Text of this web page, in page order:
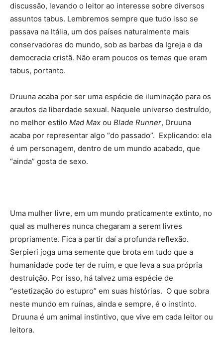
discussão, levando o leitor ao interesse sobre diversos
assuntos tabus. Lembremos sempre que tudo isso se
passava na Itália, um dos países naturalmente mais
conservadores do mundo, sob as barbas da Igreja e da
democracia cristã. Não eram poucos os temas que eram
tabus, portanto.
Druuna acaba por ser uma espécie de iluminação para os
arautos da liberdade sexual. Naquele universo destruído,
no melhor estilo Mad Max ou Blade Runner, Druuna
acaba por representar algo “do passado”. Explicando: ela
é um personagem, dentro de um mundo acabado, que
“ainda” gosta de sexo.
Uma mulher livre, em um mundo praticamente extinto, no
qual as mulheres nunca chegaram a serem livres
propriamente. Fica a partir daí a profunda reflexão.
Serpieri joga uma semente que brota em tudo que a
humanidade pode ter de ruim, e que leva a sua própria
destruição. Por isso, há talvez uma espécie de
“estetização do estupro” em suas histórias. O que sobra
neste mundo em ruínas, ainda e sempre, é o instinto.
Druuna é um animal instintivo, que vive em cada leitor ou
leitora.